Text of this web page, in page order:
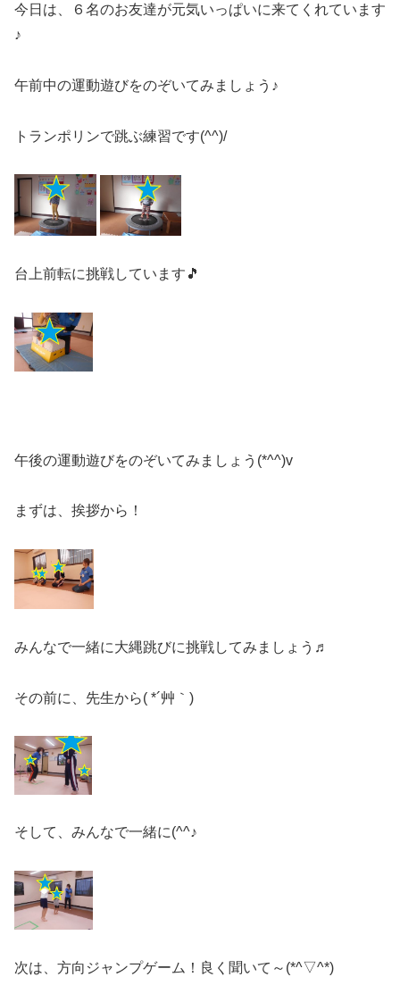
今日は、６名のお友達が元気いっぱいに来てくれています
♪
午前中の運動遊びをのぞいてみましょう♪
トランポリンで跳ぶ練習です(^^)/
台上前転に挑戦しています🎵
午後の運動遊びをのぞいてみましょう(*^^)v
まずは、挨拶から！
みんなで一緒に大縄跳びに挑戦してみましょう♬
その前に、先生から( *´艸｀)
そして、みんなで一緒に(^^♪
次は、方向ジャンプゲーム！良く聞いて～(*^▽^*)